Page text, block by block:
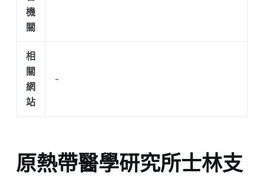
機
關
相
關
網
站
-
原熱帶醫學研究所士林支